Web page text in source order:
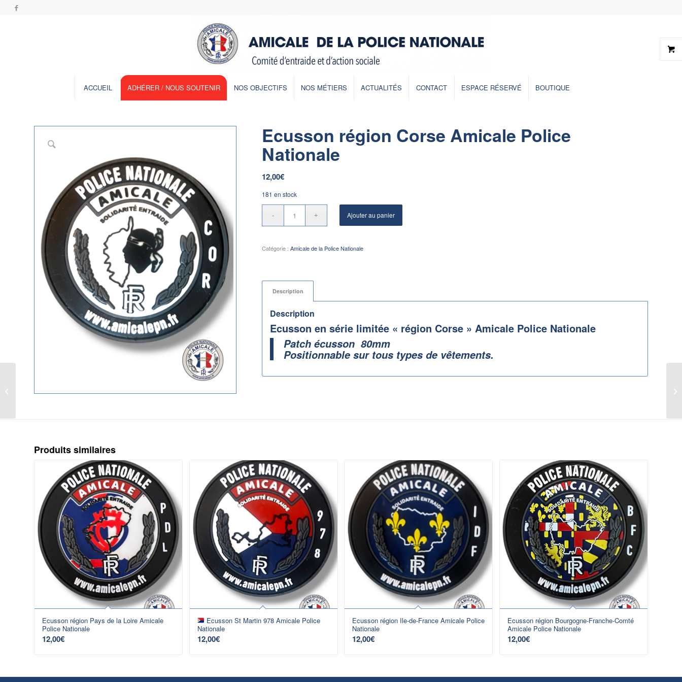
ACCUEIL ADHÉRER / NOUS SOUTENIR NOS OBJECTIFS NOS MÉTIERS ACTUALITÉS CONTACT ESPACE RÉSERVÉ BOUTIQUE
Ecusson région Corse Amicale Police
Nationale
12,00€
181 en stock
Ajouter au panier
Catégorie :Amicale de la Police Nationale
Description
Description
Ecusson en série limitée « région Corse » Amicale Police Nationale
Patch écusson 80mm
Positionnable sur tous types de vêtements.
Produits similaires
Ecusson région Pays de la Loire Amicale
Police Nationale
12,00€
Ecusson St Martin 978 Amicale Police
Nationale
12,00€
Ecusson région Ile-de-France Amicale Police
Nationale
12,00€
Ecusson région Bourgogne-Franche-Comté
Amicale Police Nationale
12,00€
Amicale Police